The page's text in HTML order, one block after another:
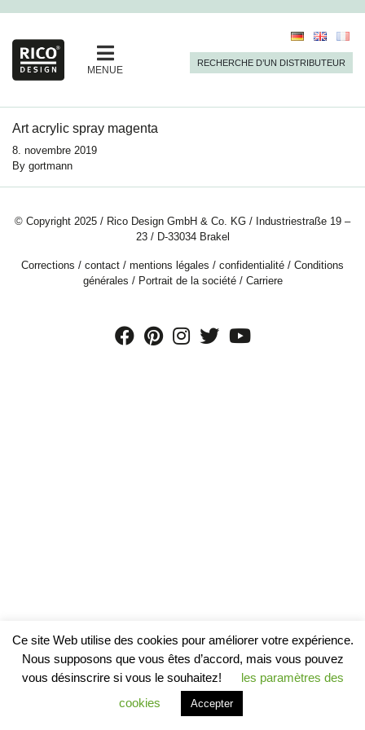
MENUE
RECHERCHE D’UN DISTRIBUTEUR
Art acrylic spray magenta
8. novembre 2019
By gortmann
© Copyright 2025 / Rico Design GmbH & Co. KG / Industriestraße 19 –
23 / D-33034 Brakel
Corrections / contact / mentions légales / confidentialité / Conditions
générales / Portrait de la société/ Carriere
Ce site Web utilise des cookies pour améliorer votre expérience.
Nous supposons que vous êtes d’accord, mais vous pouvez
vous désinscrire si vous le souhaitez!
les paramètres des
cookies
Accepter